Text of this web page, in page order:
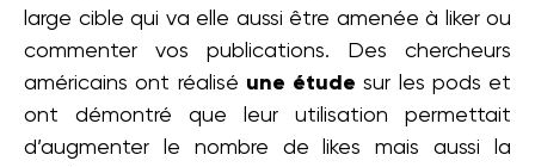
large cible qui va elle aussi être amenée à liker ou
commenter vos publications. Des chercheurs
américains ont réalisé une étude sur les pods et
ont démontré que leur utilisation permettait
d’augmenter le nombre de likes mais aussi la